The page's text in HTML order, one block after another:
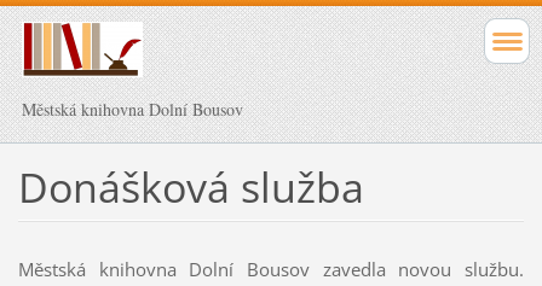
Městská knihovna Dolní Bousov
Donášková služba
Městská knihovna Dolní Bousov zavedla novou službu.